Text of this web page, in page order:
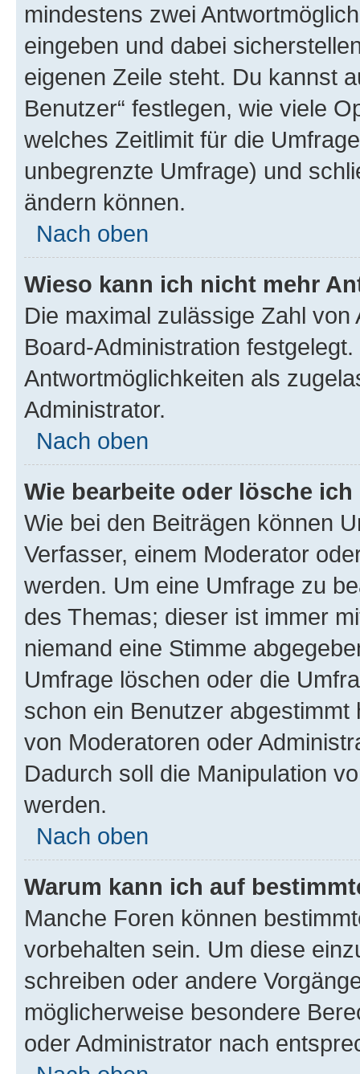
mindestens zwei
eingeben und dabei
eigenen Zeile steht. Du kannst
Benutzer“ festlegen, wie viele
welches Zeitlimit für die
unbegrenzte Umfrage) und
ändern können.
Nach oben
Wieso kann ich nicht mehr
Die maximal zulässige Zahl
Board-Administration
Antwortmöglichkeiten als
Administrator.
Nach oben
Wie bearbeite oder lösche
Wie bei den Beiträgen können
Verfasser, einem Moderator
werden. Um eine Umfrage zu
des Themas; dieser ist immer
niemand eine Stimme
Umfrage löschen oder die
schon ein Benutzer
von Moderatoren oder
Dadurch soll die Manipulation
werden.
Nach oben
Warum kann ich auf
Manche Foren können
vorbehalten sein. Um diese
schreiben oder andere
möglicherweise besondere
oder Administrator nach